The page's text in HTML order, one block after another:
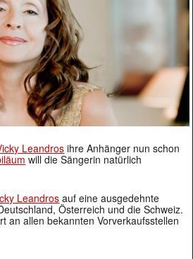
Leandros ihre Anhänger nun schon
will die Sängerin natürlich
Leandros auf eine ausgedehnte
Österreich und die Schweiz.
an allen bekannten Vorverkaufsstellen